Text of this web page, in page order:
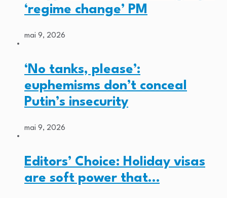
‘regime change’ PM
mai 9, 2026
‘No tanks, please’:
euphemisms don’t conceal
Putin’s insecurity
mai 9, 2026
Editors’ Choice: Holiday visas
are soft power that…